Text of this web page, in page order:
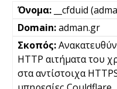
__cfduid
adman.gr
HTTP αιτήματα του
στα αντίστοιχα